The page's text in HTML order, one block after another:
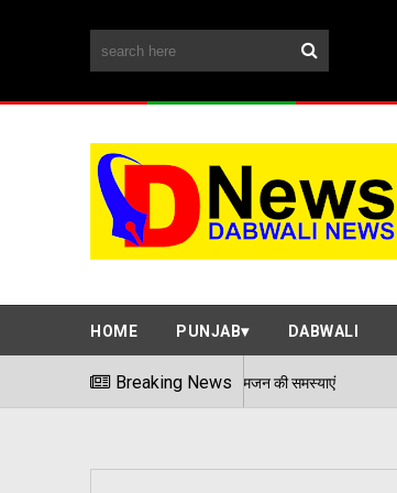
HOME PUNJAB DABWALI
Breaking News
शिविर में सुनी आमजन की समस्याएं 06/08/2026